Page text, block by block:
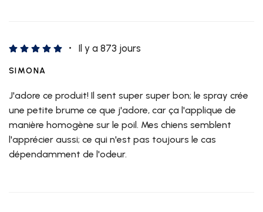
Il y a 873 jours
SIMONA
J'adore ce produit! Il sent super super bon; le spray crée
une petite brume ce que j'adore, car ça l'applique de
manière homogène sur le poil. Mes chiens semblent
l'apprécier aussi; ce qui n'est pas toujours le cas
dépendamment de l'odeur.